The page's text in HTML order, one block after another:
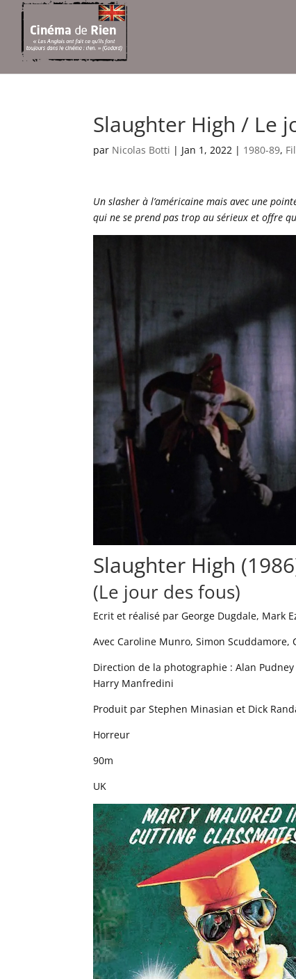
Slaughter High / Le
par Nicolas Botti | Jan 1, 2022 | 1980-89,
Un slasher à l’américaine mais avec une
qui ne se prend pas trop au sérieux et offre
Slaughter High
(Le jour des fous)
Ecrit et réalisé par George Dugdale, Mark
Avec Caroline Munro, Simon Scuddamore,
Direction de la photographie : Alan
Harry Manfredini
Produit par Stephen Minasian et Dick
Horreur
90m
UK